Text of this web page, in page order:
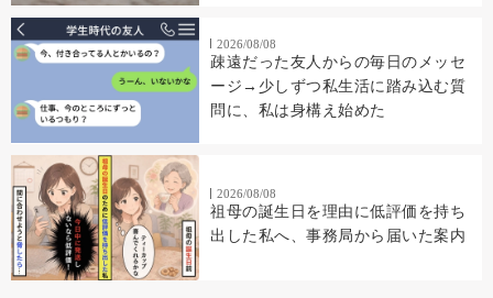
2026/08/08
疎遠だった友人からの毎日のメッセ
ージ→少しずつ私生活に踏み込む質
問に、私は身構え始めた
2026/08/08
祖母の誕生日を理由に低評価を持ち
出した私へ、事務局から届いた案内